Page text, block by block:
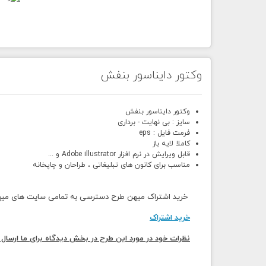
وکتور دایناسور بنفش
وکتور دایناسور بنفش
سایز : بی نهایت - برداری
فرمت فایل : eps
کاملا لایه باز
قابل ویرایش در نرم افزار Adobe illustrator و ...
مناسب برای کانون های تبلیغاتی ، طراحان و چاپخانه
خرید اشتراک میهن طرح دسترسی به تمامی سایت های
خرید اشتراک
نظرات خود در مورد این طرح در بخش دیدگاه برای ما